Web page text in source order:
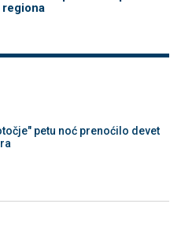
petu noć prenoćilo devet